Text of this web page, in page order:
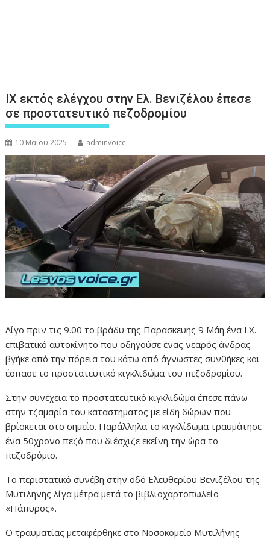
ΙΧ εκτός ελέγχου στην Ελ. Βενιζέλου έπεσε
σε προστατευτικό πεζοδρομίου
10 Μαΐου 2025 adminvoice
Λίγο πριν τις 9.00 το βράδυ της Παρασκευής 9 Μάη ένα Ι.Χ.
επιβατικό αυτοκίνητο που οδηγούσε ένας νεαρός άνδρας
βγήκε από την πόρεια του κάτω από άγνωστες συνθήκες και
έσπασε το προστατευτικό κιγκλιδώμα του πεζοδρομίου.
Στην συνέχεια το προστατευτικό κιγκλιδώμα έπεσε πάνω
στην τζαμαρία του καταστήματος με είδη δώρων που
βρίσκεται στο σημείο. Παράλληλα το κιγκλίδωμα τραυμάτησε
ένα 50χρονο πεζό που διέσχιζε εκείνη την ώρα το
πεζοδρόμιο.
Το περιστατικό συνέβη στην οδό Ελευθερίου Βενιζέλου της
Μυτιλήνης λίγα μέτρα μετά το βιβλιοχαρτοπωλείο
«Πάπυρος».
Ο τραυματίας μεταφέρθηκε στο Νοσοκομείο Μυτιλήνης